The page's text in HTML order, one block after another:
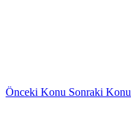
Önceki Konu Sonraki Konu